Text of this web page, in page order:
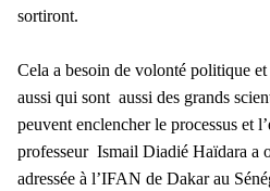
sortiront.
Cela a besoin de volonté politique et
aussi qui sont aussi des grands
peuvent enclencher le processus et
professeur Ismail Diadié Haïdara a
adressée à l’IFAN de Dakar au